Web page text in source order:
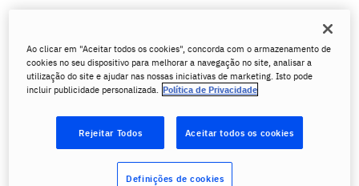
usados para descrever coisas não específicas,
tipos de objetos, lugares e até pessoas.
Exemplos: bairro, carro, criança.
Concrete nouns(substantivos concretos):
referem-se a coisas existentes que podemos
sanduíche, guitarra.
Ao clicar em "Aceitar todos os cookies", concorda com o armazenamento de
cookies no seu dispositivo para melhorar a navegação no site, analisar a
utilização do site e ajudar nas nossas iniciativas de marketing. Isto pode
incluir publicidade personalizada. Política de Privacidade
Rejeitar Todos Aceitar todos os cookies
Definições de cookies